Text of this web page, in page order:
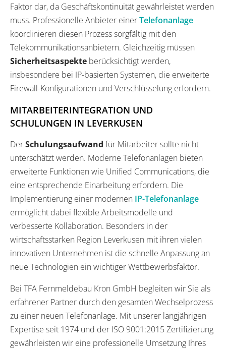
Faktor dar, da Geschäftskontinuität gewährleistet werden
muss. Professionelle Anbieter einerTelefonanlage
koordinieren diesen Prozess sorgfältig mit den
Telekommunikationsanbietern. Gleichzeitig müssen
Sicherheitsaspekte berücksichtigt werden,
insbesondere bei IP-basierten Systemen, die erweiterte
Firewall-Konfigurationen und Verschlüsselung erfordern.
MITARBEITERINTEGRATION UND
SCHULUNGEN IN LEVERKUSEN
DerSchulungsaufwand für Mitarbeiter sollte nicht
unterschätzt werden. Moderne Telefonanlagen bieten
erweiterte Funktionen wie Unified Communications, die
eine entsprechende Einarbeitung erfordern. Die
Implementierung einer modernen IP-Telefonanlage
ermöglicht dabei flexible Arbeitsmodelle und
verbesserte Kollaboration. Besonders in der
wirtschaftsstarken Region Leverkusen mit ihren vielen
innovativen Unternehmen ist die schnelle Anpassung an
neue Technologien ein wichtiger Wettbewerbsfaktor.
Bei TFA Fernmeldebau Kron GmbH begleiten wir Sie als
erfahrener Partner durch den gesamten Wechselprozess
zu einer neuen Telefonanlage. Mit unserer langjährigen
Expertise seit 1974 und der ISO 9001:2015 Zertifizierung
gewährleisten wir eine professionelle Umsetzung Ihres